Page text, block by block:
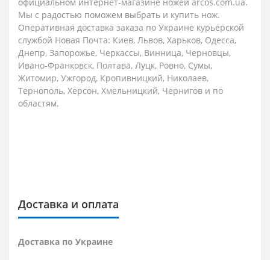
Мы с радостью поможем выбрать и купить нож.
Оперативная доставка заказа по Украине курьерской
службой Новая Почта: Киев, Львов, Харьков, Одесса,
Днепр, Запорожье, Черкассы, Винница, Черновцы,
Ивано-Франковск, Полтава, Луцк, Ровно, Сумы,
Житомир, Ужгород, Кропивницкий, Николаев,
Тернополь, Херсон, Хмельницкий, Чернигов и по
областям.
Доставка и оплата
Доставка по Украине